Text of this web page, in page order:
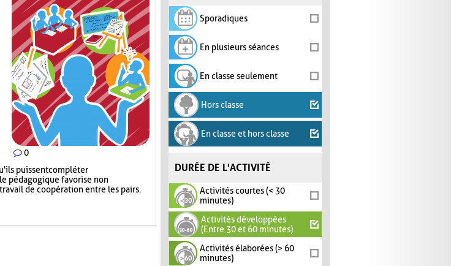
Sporadiques
En plusieurs séances
En classe seulement
Hors classe
En classe et hors classe
DURÉE DE L'ACTIVITÉ
Activités courtes (< 30
minutes)
Activités développées
(Entre 30 et 60 minutes)
Activités élaborées (> 60
minutes)
0
puissent compléter
pédagogique favorise non
de coopération entre les pairs.